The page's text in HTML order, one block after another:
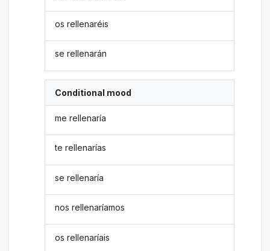
os rellenaréis
se rellenarán
Conditional mood
me rellenaría
te rellenarías
se rellenaría
nos rellenaríamos
os rellenaríais